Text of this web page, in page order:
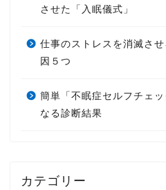
させた「入眠儀式」
仕事のストレスを消滅さ
因５つ
簡単「不眠症セルフチェ
なる診断結果
カテゴリー